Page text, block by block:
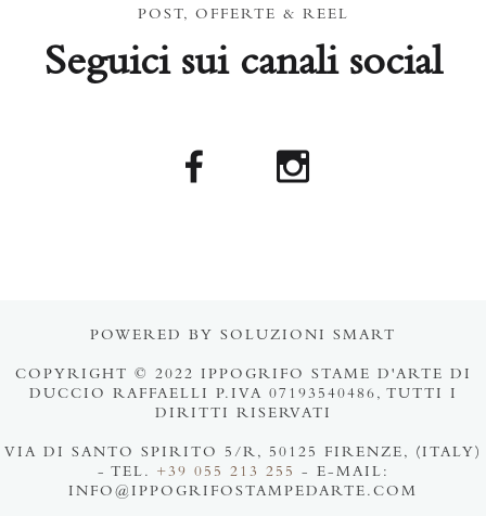
POST, OFFERTE & REEL
Seguici sui canali social
POWERED BY SOLUZIONI SMART
COPYRIGHT © 2022 IPPOGRIFO STAME D'ARTE DI
DUCCIO RAFFAELLI P.IVA 07193540486, TUTTI I
DIRITTI RISERVATI
VIA DI SANTO SPIRITO 5/R, 50125 FIRENZE, (ITALY)
- TEL.
+39 055 213 255
- E-MAIL:
INFO@IPPOGRIFOSTAMPEDARTE.COM